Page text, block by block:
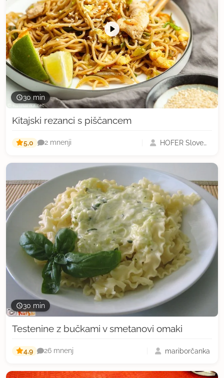
30 min
Kitajski rezanci s piščancem
5,0 2 mnenji HOFER Slovenija
30 min
Testenine z bučkami v smetanovi omaki
4,9 26 mnenj mariborčanka